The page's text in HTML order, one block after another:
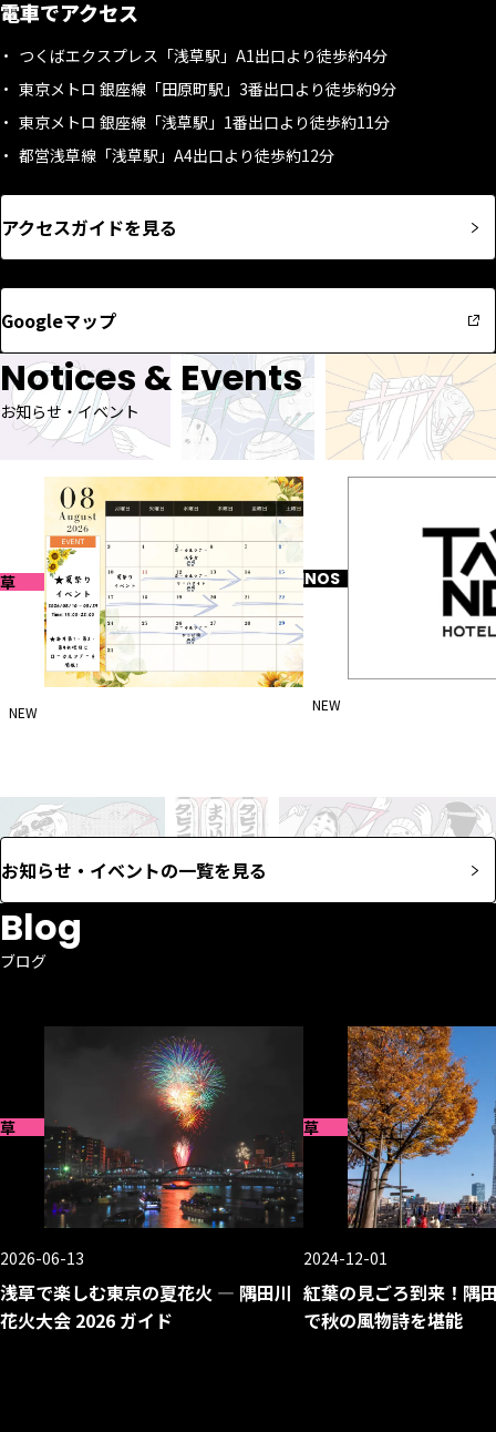
電車でアクセス
つくばエクスプレス「浅草駅」A1出口より徒歩約4分
東京メトロ 銀座線「田原町駅」3番出口より徒歩約9分
東京メトロ 銀座線「浅草駅」1番出口より徒歩約11分
都営浅草線「浅草駅」A4出口より徒歩約12分
アクセスガイドを見る
Googleマップ
Notices & Events
お知らせ・イベント
NEW
TAVINOS
NEW
お知らせ・イベントの一覧を見る
Blog
ブログ
2026-06-13
浅草で楽しむ東京の夏花火 — 隅田川
花火大会 2026 ガイド
浅草
2024-12-01
紅葉の見ごろ到来！隅
で秋の風物詩を堪能